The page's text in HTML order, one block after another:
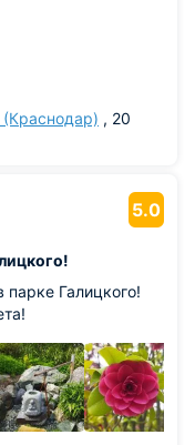
(Краснодар) , 20
5.0
Галицкого!